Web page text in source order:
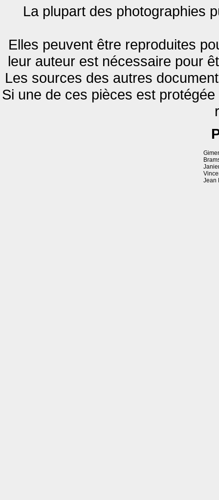
La plupart des photographies
Elles peuvent être reproduites
leur auteur est nécessaire pour
Les sources des autres
Si une de ces pièces est
Jean